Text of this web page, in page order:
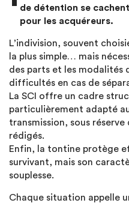
de détention se
pour les acquéreurs.
L’indivision, souvent
la plus simple… mais
des parts et les modalités
difficultés en cas de
La SCI offre un cadre
particulièrement adapté
transmission, sous
rédigés.
Enfin, la tontine protège
survivant, mais son
souplesse.
Chaque situation appelle